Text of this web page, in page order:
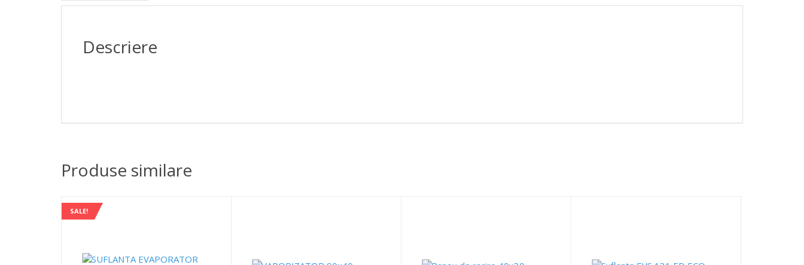
Descriere
Produse similare
SALE!